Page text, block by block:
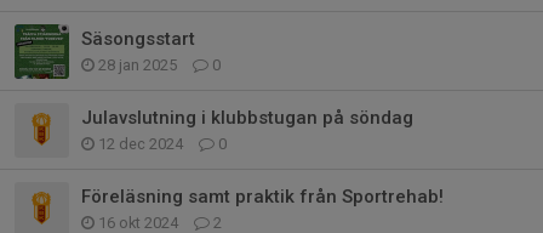
Säsongsstart
28 jan 2025 0
Julavslutning i klubbstugan på söndag
12 dec 2024 0
Föreläsning samt praktik från Sportrehab!
16 okt 2024 2